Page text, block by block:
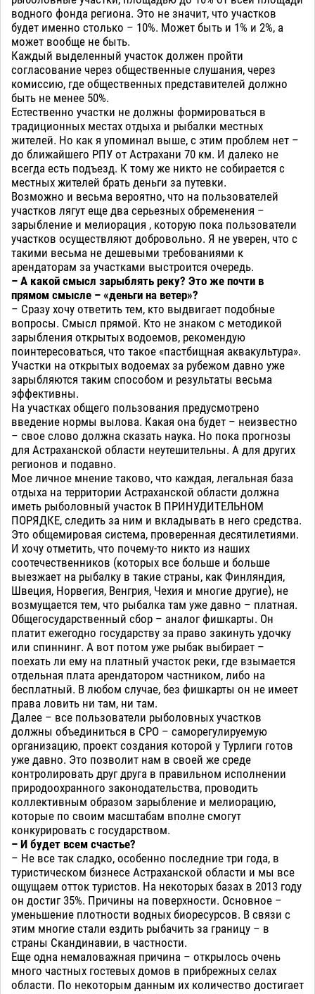
водного фонда региона. Это не значит, что участков
будет именно столько – 10%. Может быть и 1% и 2%, а
может вообще не быть.
Каждый выделенный участок должен пройти
согласование через общественные слушания, через
комиссию, где общественных представителей должно
быть не менее 50%.
Естественно участки не должны формироваться в
традиционных местах отдыха и рыбалки местных
жителей. Но как я упоминал выше, с этим проблем нет –
до ближайшего РПУ от Астрахани 70 км. И далеко не
всегда есть подъезд. К тому же никто не собирается с
местных жителей брать деньги за путевки.
Возможно и весьма вероятно, что на пользователей
участков лягут еще два серьезных обременения –
зарыбление и мелиорация , которую пока пользователи
участков осуществляют добровольно. Я не уверен, что с
такими весьма не дешевыми требованиями к
арендаторам за участками выстроится очередь.
– А какой смысл зарыблять реку? Это же почти в
прямом смысле – «деньги на ветер»?
– Сразу хочу ответить тем, кто выдвигает подобные
вопросы. Смысл прямой. Кто не знаком с методикой
зарыбления открытых водоемов, рекомендую
поинтересоваться, что такое «пастбищная аквакультура».
Участки на открытых водоемах за рубежом давно уже
зарыбляются таким способом и результаты весьма
эффективны.
На участках общего пользования предусмотрено
введение нормы вылова. Какая она будет – неизвестно
– свое слово должна сказать наука. Но пока прогнозы
для Астраханской области неутешительны. А для других
регионов и подавно.
Мое личное мнение таково, что каждая, легальная база
отдыха на территории Астраханской области должна
иметь рыболовный участок В ПРИНУДИТЕЛЬНОМ
ПОРЯДКЕ, следить за ним и вкладывать в него средства.
Это общемировая система, проверенная десятилетиями.
И хочу отметить, что почему-то никто из наших
соотечественников (которых все больше и больше
выезжает на рыбалку в такие страны, как Финляндия,
Швеция, Норвегия, Венгрия, Чехия и многие другие), не
возмущается тем, что рыбалка там уже давно – платная.
Общегосударственный сбор – аналог фишкарты. Он
платит ежегодно государству за право закинуть удочку
или спиннинг. А вот потом уже рыбак выбирает –
поехать ли ему на платный участок реки, где взымается
отдельная плата арендатором частником, либо на
бесплатный. В любом случае, без фишкарты он не имеет
права ловить ни там, ни там.
Далее – все пользователи рыболовных участков
должны объединиться в СРО – саморегулируемую
организацию, проект создания которой у Турлиги готов
уже давно. Это позволит нам в своей же среде
контролировать друг друга в правильном исполнении
природоохранного законодательства, проводить
коллективным образом зарыбление и мелиорацию,
которые по своим масштабам вполне смогут
конкурировать с государством.
– И будет всем счастье?
– Не все так сладко, особенно последние три года, в
туристическом бизнесе Астраханской области и мы все
ощущаем отток туристов. На некоторых базах в 2013 году
он достиг 35%. Причины на поверхности. Основное –
уменьшение плотности водных биоресурсов. В связи с
этим многие стали ездить рыбачить за границу – в
страны Скандинавии, в частности.
Еще одна немаловажная причина – открылось очень
много частных гостевых домов в прибрежных селах
области. По некоторым данным их количество достигает